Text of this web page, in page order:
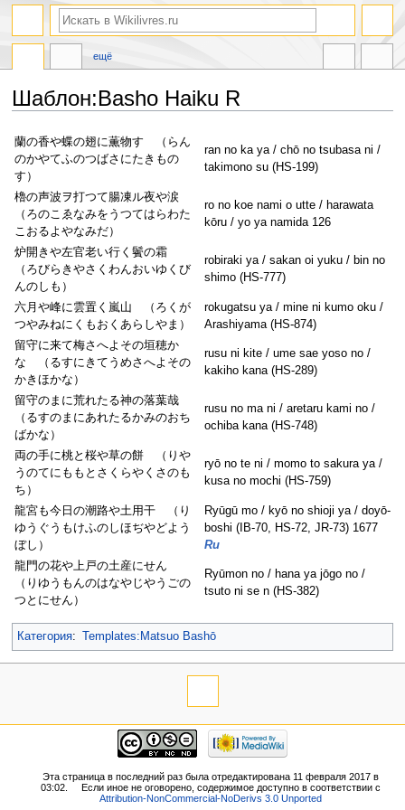
Шаблон:Basho Haiku R
Перейти
к
навигации
Перейти
к
поиску
蘭の香や蝶の翅に薫物す （らん
のかやてふのつばさにたきもの
す）
ran no ka ya / chō no tsubasa ni /
takimono su (HS-199)
櫓の声波ヲ打つて腸凍ル夜や涙
（ろのこゑなみをうつてはらわた
こおるよやなみだ）
ro no koe nami o utte / harawata
kōru / yo ya namida 126
炉開きや左官老い行く鬢の霜
（ろびらきやさくわんおいゆくび
んのしも）
robiraki ya / sakan oi yuku / bin no
shimo (HS-777)
六月や峰に雲置く嵐山 （ろくが
つやみねにくもおくあらしやま）
rokugatsu ya / mine ni kumo oku /
Arashiyama (HS-874)
留守に来て梅さへよその垣穂か
な （るすにきてうめさへよその
かきほかな）
rusu ni kite / ume sae yoso no /
kakiho kana (HS-289)
留守のまに荒れたる神の落葉哉
（るすのまにあれたるかみのおち
ばかな）
rusu no ma ni / aretaru kami no /
ochiba kana (HS-748)
両の手に桃と桜や草の餅 （りや
うのてにももとさくらやくさのも
ち）
ryō no te ni / momo to sakura ya /
kusa no mochi (HS-759)
龍宮も今日の潮路や土用干 （り
ゆうぐうもけふのしほぢやどよう
ぼし）
Ryūgū mo / kyō no shioji ya / doyō-
boshi (IB-70, HS-72, JR-73) 1677
Ru
龍門の花や上戸の土産にせん
（りゆうもんのはなやじやうごの
つとにせん）
Ryūmon no / hana ya jōgo no /
tsuto ni se n (HS-382)
Категория: Templates:Matsuo Bashō
ещё
Эта страница в последний раз была отредактирована 11 февраля 2017 в
03:02.
Если иное не оговорено, содержимое доступно в соответствии с
Attribution-NonCommercial-NoDerivs 3.0 Unported